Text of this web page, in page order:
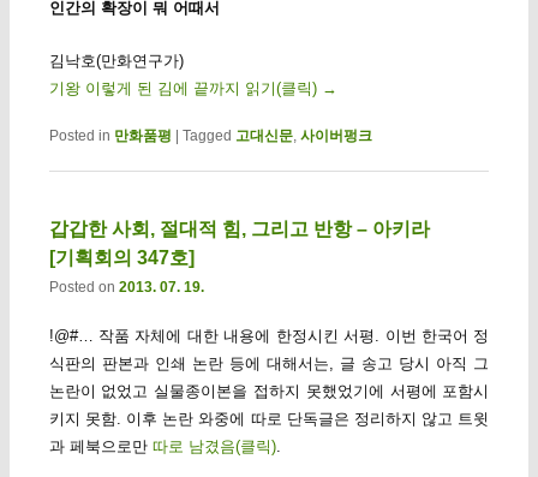
인간의 확장이 뭐 어때서
김낙호(만화연구가)
기왕 이렇게 된 김에 끝까지 읽기(클릭) →
Posted in 만화품평 Tagged 고대신문, 사이버펑크
갑갑한 사회, 절대적 힘, 그리고 반항 – 아키라
[기획회의 347호]
Posted on 2013. 07. 19.
!@#… 작품 자체에 대한 내용에 한정시킨 서평. 이번 한국어 정
식판의 판본과 인쇄 논란 등에 대해서는, 글 송고 당시 아직 그
논란이 없었고 실물종이본을 접하지 못했었기에 서평에 포함시
키지 못함. 이후 논란 와중에 따로 단독글은 정리하지 않고 트윗
과 페북으로만 따로 남겼음(클릭).